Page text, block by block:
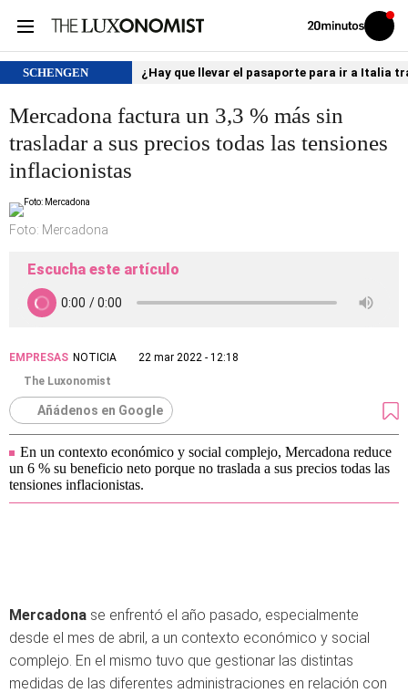
Volver
Iniciar
sesión
SCHENGEN ¿Hay que llevar el pasaporte para ir a Italia
Mercadona factura un 3,3 % más sin
trasladar a sus precios todas las tensiones
inflacionistas
Foto: Mercadona
Escucha este artículo
EMPRESAS NOTICIA
22 mar 2022 - 12:18
The Luxonomist
Añádenos en Google
En un contexto económico y social complejo, Mercadona reduce
un 6 % su beneficio neto porque no traslada a sus precios todas las
tensiones inflacionistas.
Mercadona se enfrentó el año pasado, especialmente
desde el mes de abril, a un contexto económico y social
complejo. En el mismo tuvo que gestionar las distintas
medidas de las diferentes administraciones en relación con